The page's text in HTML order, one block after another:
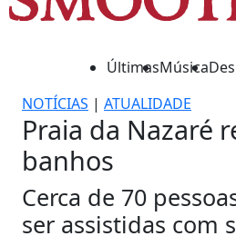
ÚltimasMúsica
NOTÍCIAS | ATUALIDADE
Praia da Nazaré
banhos
Cerca de 70
ser assistidas com